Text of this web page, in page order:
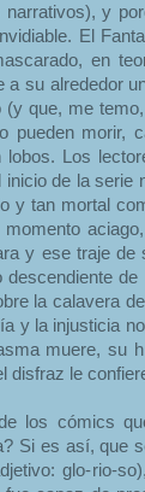
y
El
en
a su alrededor
que, me
pueden morir,
lobos. Los
inicio de la serie
y tan mortal
y ese traje de
la calavera
y la injusticia
muere, su
disfraz le
los cómics
Si es así, que
glo-rio-